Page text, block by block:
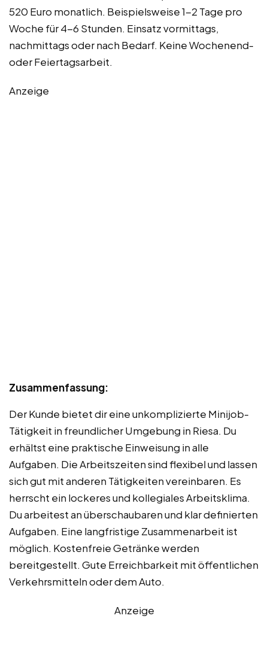
520 Euro monatlich. Beispielsweise 1-2 Tage pro
Woche für 4-6 Stunden. Einsatz vormittags,
nachmittags oder nach Bedarf. Keine Wochenend-
oder Feiertagsarbeit.
Anzeige
Zusammenfassung:
Der Kunde bietet dir eine unkomplizierte Minijob-
Tätigkeit in freundlicher Umgebung in Riesa. Du
erhältst eine praktische Einweisung in alle
Aufgaben. Die Arbeitszeiten sind flexibel und lassen
sich gut mit anderen Tätigkeiten vereinbaren. Es
herrscht ein lockeres und kollegiales Arbeitsklima.
Du arbeitest an überschaubaren und klar definierten
Aufgaben. Eine langfristige Zusammenarbeit ist
möglich. Kostenfreie Getränke werden
bereitgestellt. Gute Erreichbarkeit mit öffentlichen
Verkehrsmitteln oder dem Auto.
Anzeige